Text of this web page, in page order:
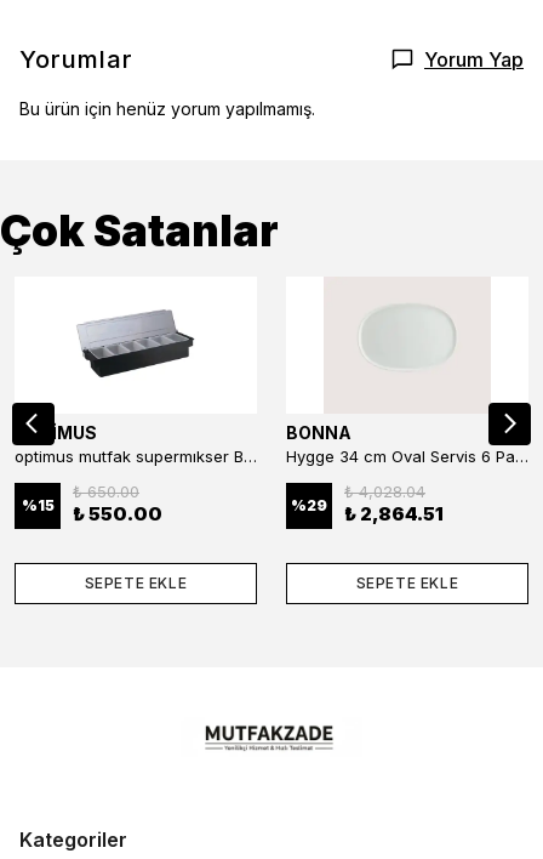
Yorumlar Yorum Yap
Bu ürün için henüz yorum yapılmamış.
Çok Satanlar
OPTİMUS
optimus mutfak supermıkser Bar Konteyner 6'lı 50×16×9 cm Kapaklı Polikarbon Organizer Bar & Kafe
%15
₺ 650.00
₺ 550.00
SEPETE EKLE
BONNA
Hygge 34 cm Oval Servis 6 Parça
%29
₺ 4,028.04
₺ 2,864.51
SEPETE EKLE
Kategoriler